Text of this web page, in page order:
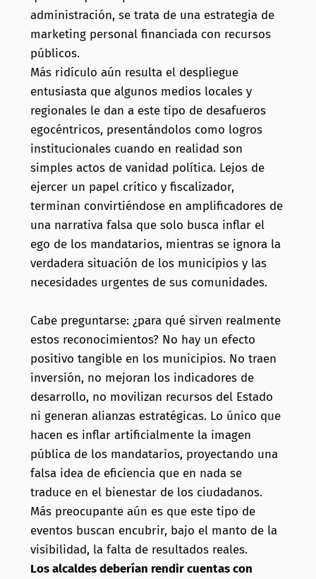
administración, se trata de una estrategia de
marketing personal financiada con recursos
públicos.
Más ridículo aún resulta el despliegue
entusiasta que algunos medios locales y
regionales le dan a este tipo de desafueros
egocéntricos, presentándolos como logros
institucionales cuando en realidad son
simples actos de vanidad política. Lejos de
ejercer un papel crítico y fiscalizador,
terminan convirtiéndose en amplificadores de
una narrativa falsa que solo busca inflar el
ego de los mandatarios, mientras se ignora la
verdadera situación de los municipios y las
necesidades urgentes de sus comunidades.
Cabe preguntarse: ¿para qué sirven realmente
estos reconocimientos? No hay un efecto
positivo tangible en los municipios. No traen
inversión, no mejoran los indicadores de
desarrollo, no movilizan recursos del Estado
ni generan alianzas estratégicas. Lo único que
hacen es inflar artificialmente la imagen
pública de los mandatarios, proyectando una
falsa idea de eficiencia que en nada se
traduce en el bienestar de los ciudadanos.
Más preocupante aún es que este tipo de
eventos buscan encubrir, bajo el manto de la
visibilidad, la falta de resultados reales.
Los alcaldes deberían rendir cuentas con